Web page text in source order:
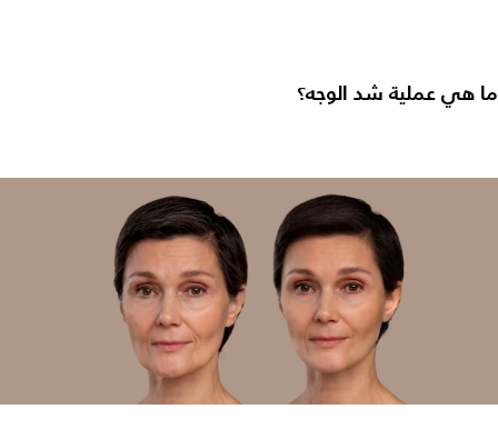
ما هيعملية شد الوجه؟